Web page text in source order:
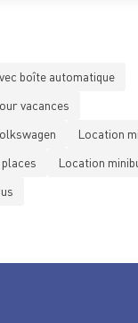
boîte automatique
vacances
Location
Location